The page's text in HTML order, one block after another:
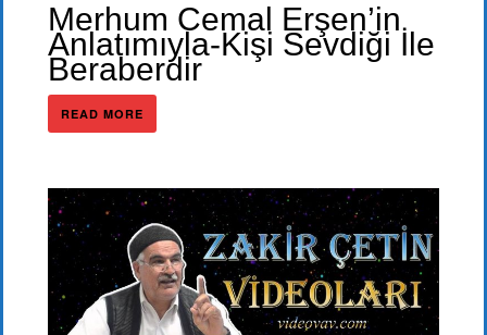
Merhum Cemal Erşen’in
Anlatımıyla-Kişi Sevdiği İle
Beraberdir
READ MORE